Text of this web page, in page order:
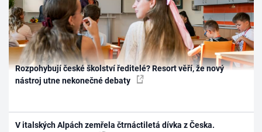
Rozpohybují české školství ředitelé? Resort věří, že nový
nástroj utne nekonečné debaty
V italských Alpách zemřela čtrnáctiletá dívka z Česka.